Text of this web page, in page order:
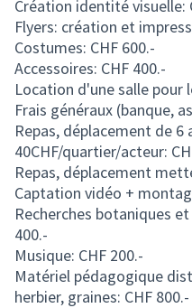
Création identité visuelle:
Flyers: création et
Costumes: CHF 600.-
Accessoires: CHF 400.-
Location d'une salle pour
Frais généraux (banque,
Repas, déplacement de
40CHF/quartier/acteur:
Repas, déplacement
Captation vidéo +
Recherches botaniques
400.-
Musique: CHF 200.-
Matériel pédagogique
herbier, graines: CHF 800.-